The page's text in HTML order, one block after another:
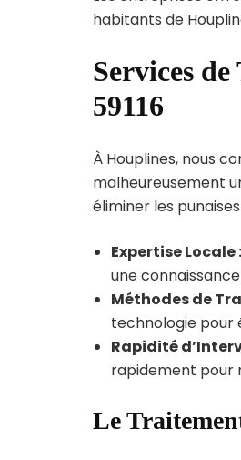
habitants de
Services
59116
À Houplines, nous
malheureusement
éliminer les
Expertise Locale :
une
Méthodes de
technologie pour
Rapidité
rapidement pour
Le